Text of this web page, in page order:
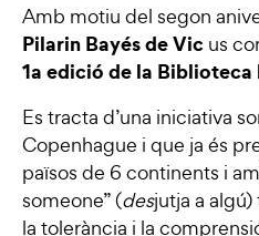
Amb motiu del segon
Pilarin Bayés de Vic us
1a edició de la Biblioteca
Es tracta d’una iniciativa
Copenhague i que ja és
països de 6 continents i
someone” (desjutja a
la tolerància i la